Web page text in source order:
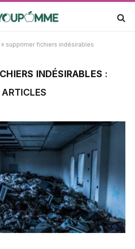
» supprimer fichiers indésirables
INDÉSIRABLES :
ARTICLES